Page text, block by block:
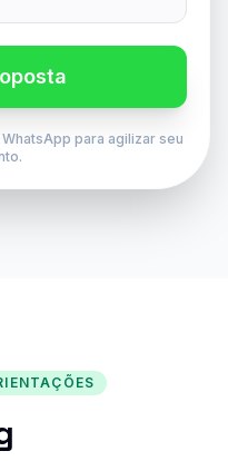
para agilizar seu